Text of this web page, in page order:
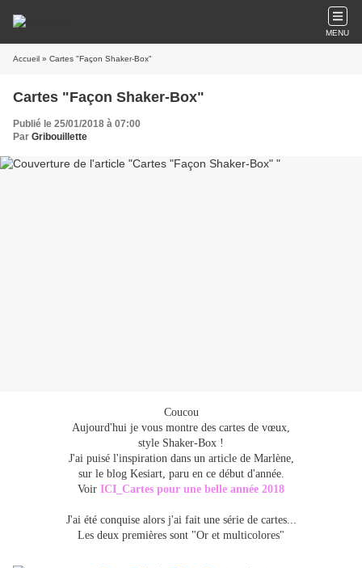
MENU
Accueil » Cartes "Façon Shaker-Box"
Cartes "Façon Shaker-Box"
Publié le 25/01/2018 à 07:00
Par Gribouillette
Coucou
Aujourd'hui je vous montre des cartes de vœux,
style Shaker-Box !
J'ai puisé l'inspiration dans un article de Marlène,
sur le blog Kesiart, paru en ce début d'année.
Voir ICI_Cartes pour une belle année 2018
J'ai été conquise alors j'ai fait une série de cartes...
Les deux premières sont "Or et multicolores"